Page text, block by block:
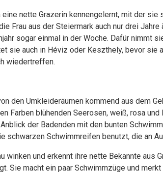
nette Grazerin kennengelernt, mit der
Frau aus der Steiermark auch nur drei
sogar einmal in der Woche. Dafür nimmt
sie auch in Héviz oder Keszthely, bevor sie
wiedertreffen.
den Umkleideräumen kommend aus dem
Farben blühenden Seerosen, weiß, rosa
der Badenden mit den bunten
schwarzen Schwimmreifen benutzt, die an
winken und erkennt ihre nette Bekannte aus
Sie macht ein paar Schwimmzüge und